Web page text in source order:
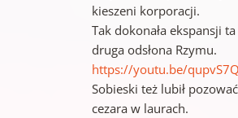
kieszeni korporacji.
Tak dokonała ekspansji
druga odsłona Rzymu.
https://youtu.be/
Sobieski też lubił
cezara w laurach.